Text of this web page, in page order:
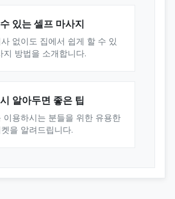
있는 셀프 마사지
없이도 집에서 쉽게 할 수 있
지 방법을 소개합니다.
알아두면 좋은 팁
이용하시는 분들을 위한 유용한
을 알려드립니다.